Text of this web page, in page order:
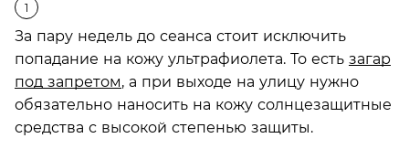
За пару недель до сеанса стоит исключить
попадание на кожу ультрафиолета. То есть загар
под запретом, а при выходе на улицу нужно
обязательно наносить на кожу солнцезащитные
средства с высокой степенью защиты.